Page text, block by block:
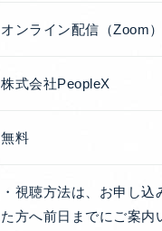
オンライン配信（Zoom）
株式会社PeopleX
無料
・視聴方法は、お申し込
た方へ前日までにご案内